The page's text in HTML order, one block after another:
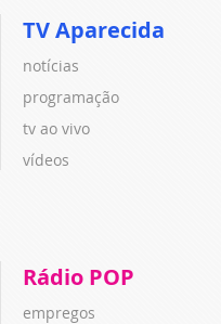
TV Aparecida
notícias
programação
tv ao vivo
vídeos
Rádio POP
empregos